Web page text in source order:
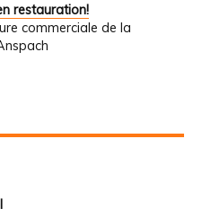
restauration!
commerciale de la